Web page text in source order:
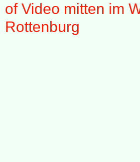
of Video mitten im
Rottenburg